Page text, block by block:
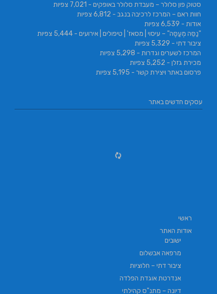
סטוק פון סלולר – מעבדת סלולר באופקים - 7,021 צפיות
חוות ראם – המרכז לרכיבה בנגב - 6,812 צפיות
אודות - 6,539 צפיות
"נַסֵּה מְעַסֶּה" – עיסוי | מסאז' | טיפולים | אירועים - 5,444 צפיות
ציבור דתי - 5,329 צפיות
המרכז לשערים וגדרות - 5,298 צפיות
מכירת גזלן - 5,252 צפיות
פרסום באתר ויצירת קשר - 5,195 צפיות
עסקים חדשים באתר
ראשי
אודות האתר
ישובים
מרפאה אבשלום
ציבור דתי – חלוציות
אנדרטת אוגדת הפלדה
דיונה – מתנ"ס קהילתי